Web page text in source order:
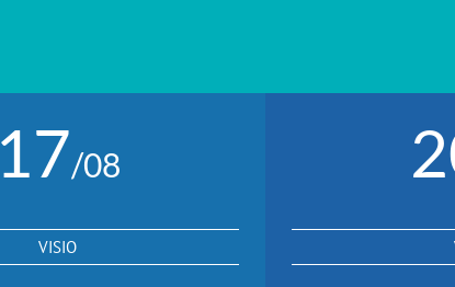
17/08
VISIO